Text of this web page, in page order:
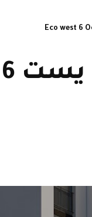
اسعار ومساحات كمبوند ايكو يست 6